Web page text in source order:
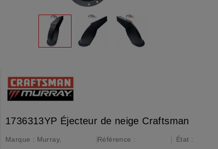
1736313YP Éjecteur de neige Craftsman
Marque : Murray,
Référence :
État :